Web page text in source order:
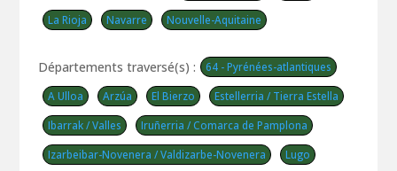
La Rioja Navarre Nouvelle-Aquitaine
Départements traversé(s) : 64 - Pyrénées-atlantiques
A Ulloa Arzúa El Bierzo Estellerria / Tierra Estella
Ibarrak / Valles Iruñerria / Comarca de Pamplona
Izarbeibar-Novenera / Valdizarbe-Novenera Lugo